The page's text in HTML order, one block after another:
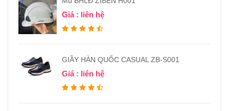
Giá : liên hệ
GIẦY HÀN QUỐC CASUAL ZB-S001
Giá : liên hệ